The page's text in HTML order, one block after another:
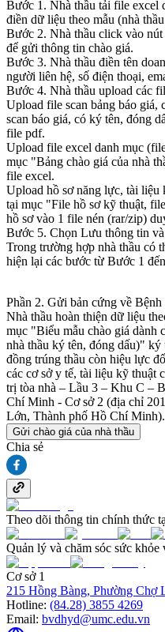
Bước 1. Nhà thầu tải file excel
điền dữ liệu theo mẫu (nhà
Bước 2. Nhà thầu click vào
để gửi thông tin chào giá.
Bước 3. Nhà thầu điền tên
người liên hệ, số điện thoại,
Bước 4. Nhà thầu upload các
Upload file scan bảng báo giá,
scan báo giá, có ký tên, đóng
file pdf.
Upload file excel danh mục
mục "Bảng chào giá của nhà
file excel.
Upload hồ sơ năng lực, tài liệu
tại mục "File hồ sơ kỹ thuật,
hồ sơ vào 1 file nén (rar/zip)
Bước 5. Chọn Lưu thông tin
Trong trường hợp nhà thầu có
hiện lại các bước từ Bước 1
Phần 2. Gửi bản cứng về Bệnh
Nhà thầu hoàn thiện dữ liệu
mục "Biểu mẫu chào giá dành
nhà thầu ký tên, đóng dấu)"
đồng trúng thầu còn hiệu lực
các cơ sở y tế, tài liệu kỹ thuật
trị tòa nhà – Lầu 3 – Khu C –
Chí Minh - Cơ sở 2 (địa chỉ
Lớn, Thành phố Hồ Chí Minh).
Gửi chào giá của nhà thầu
Chia sẻ
Theo dõi thông tin chính thức
Quản lý và chăm sóc sức
Cơ sở 1
215 Hồng Bàng, Phường Chợ
Hotline: (84.28) 3855 4269
Email: bvdhyd@umc.edu.vn